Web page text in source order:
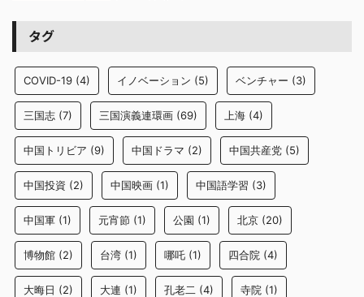
タグ
COVID-19 (4) イノベーション (5) ベンチャー (3)
三国志 (7) 三国演義連環画 (69) 上海 (4)
中国トリビア (9) 中国ドラマ (2) 中国共産党 (5)
中国投資 (2) 中国映画 (1) 中国語学習 (3)
中国軍 (1) 元宵節 (1) 公園 (1) 北京 (20)
博物館 (2) 台湾 (1) 哪吒 (1) 四合院 (4)
大晦日 (2) 大連 (1) 孔老二 (4) 寺院 (1)